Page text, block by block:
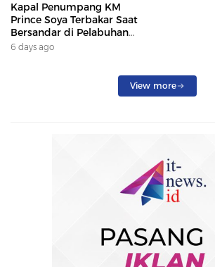
Kapal Penumpang KM
Prince Soya Terbakar Saat
Bersandar di Pelabuhan
Samarinda, Keberangkatan
6 days ago
View more